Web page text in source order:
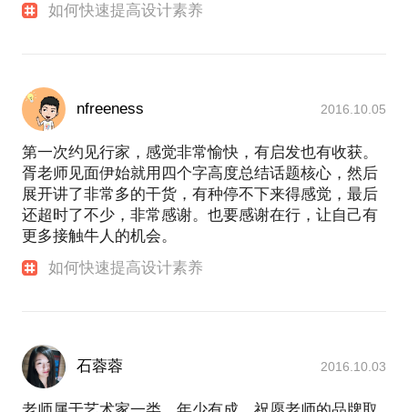
如何快速提高设计素养
nfreeness 2016.10.05
第一次约见行家，感觉非常愉快，有启发也有收获。
胥老师见面伊始就用四个字高度总结话题核心，然后
展开讲了非常多的干货，有种停不下来得感觉，最后
还超时了不少，非常感谢。也要感谢在行，让自己有
更多接触牛人的机会。
如何快速提高设计素养
石蓉蓉 2016.10.03